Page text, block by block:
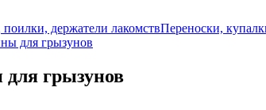
держатели лакомствПереноски,
для грызунов
грызунов